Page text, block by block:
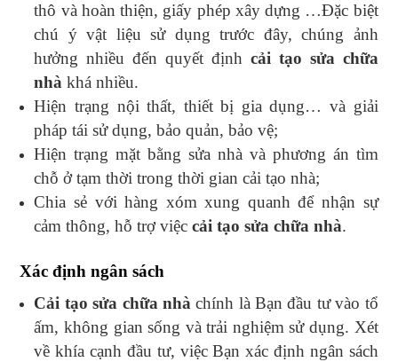
thô và hoàn thiện, giấy phép xây dựng …Đặc biệt
chú ý vật liệu sử dụng trước đây, chúng ảnh
hưởng nhiều đến quyết định cải tạo sửa chữa
nhàkhá nhiều.
Hiện trạng nội thất, thiết bị gia dụng… và giải
pháp tái sử dụng, bảo quản, bảo vệ;
Hiện trạng mặt bằng sửa nhà và phương án tìm
chỗ ở tạm thời trong thời gian cải tạo nhà;
Chia sẻ với hàng xóm xung quanh để nhận sự
cảm thông, hỗ trợ việccải tạo sửa chữa nhà.
Xác định ngân sách
Cải tạo sửa chữa nhàchính là Bạn đầu tư vào tổ
ấm, không gian sống và trải nghiệm sử dụng. Xét
về khía cạnh đầu tư, việc Bạn xác định ngân sách